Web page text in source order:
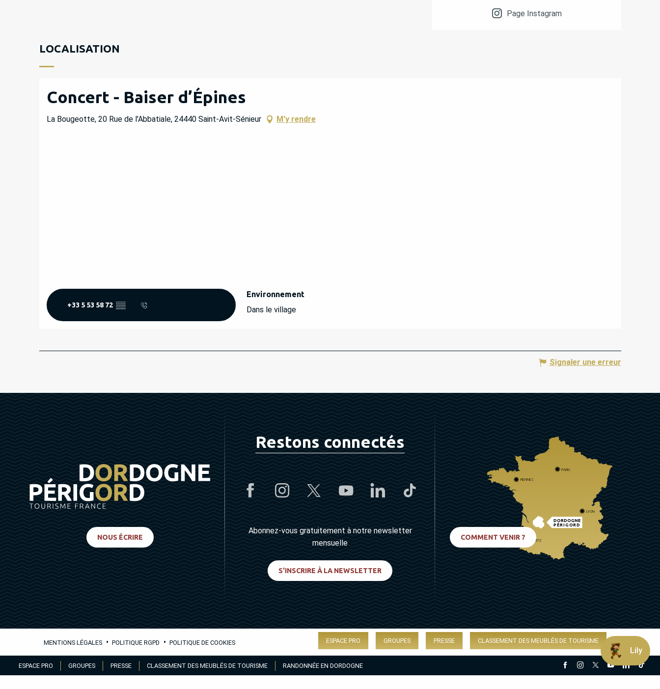
au
ESPACE PRO GROUPES PRESSE CLASSEMENT DES MEUBLÉS DE TOURISME RANDONNÉE EN DORDOGNE
Page Instagram
LOCALISATION
Concert - Baiser d’Épines
La Bougeotte, 20 Rue de l'Abbatiale, 24440 Saint-Avit-Sénieur M'y rendre
+33 5 53 58 72 ▒▒
Environnement
Environnement
Dans le village
Signaler une erreur
NOUS ÉCRIRE
Restons connectés
Abonnez-vous gratuitement à notre newsletter
mensuelle
S'INSCRIRE À LA NEWSLETTER
DORDOGNE
PÉRIGORD
PARIS
RENNES
LYON
BIARRITZ
COMMENT VENIR ?
MENTIONS LÉGALES • POLITIQUE RGPD • POLITIQUE DE COOKIES ESPACE PRO GROUPES PRESSE CLASSEMENT DES MEUBLÉS DE TOURISME
Lily